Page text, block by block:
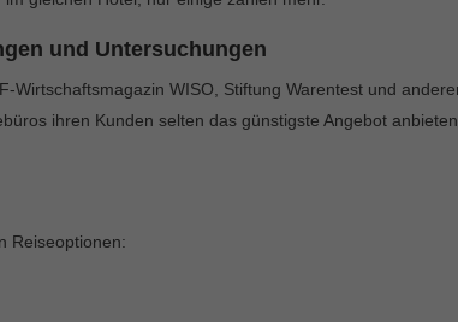
und Untersuchungen
Wirtschaftsmagazin WISO, Stiftung Warentest und
ihren Kunden selten das günstigste Angebot
Reiseoptionen: